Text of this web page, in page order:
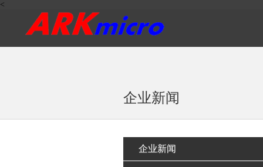
<
企业新闻
企业新闻